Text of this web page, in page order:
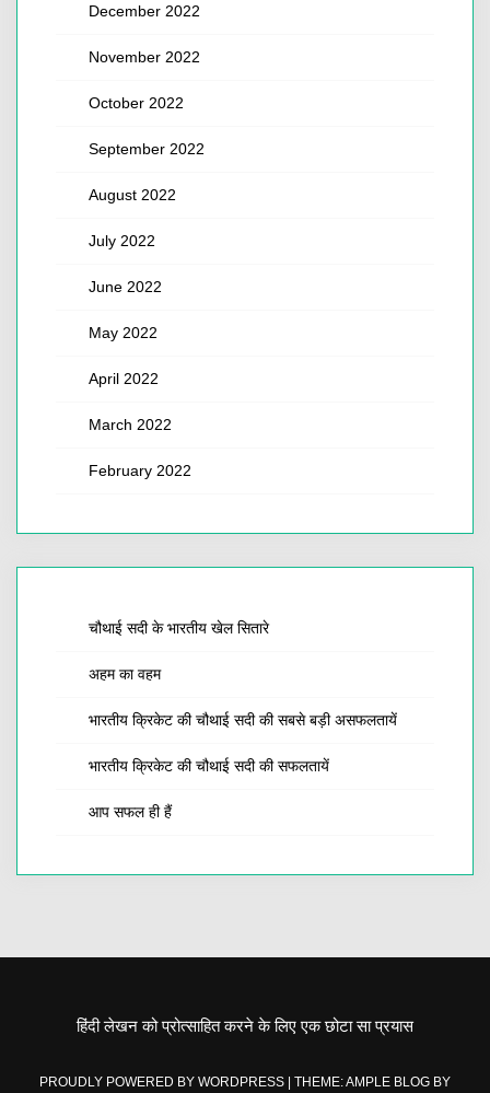
December 2022
November 2022
October 2022
September 2022
August 2022
July 2022
June 2022
May 2022
April 2022
March 2022
February 2022
चौथाई सदी के भारतीय खेल सितारे
अहम का वहम
भारतीय क्रिकेट की चौथाई सदी की सबसे बड़ी असफलतायें
भारतीय क्रिकेट की चौथाई सदी की सफलतायें
आप सफल ही हैं
हिंदी लेखन को प्रोत्साहित करने के लिए एक छोटा सा प्रयास
PROUDLY POWERED BY WORDPRESS THEME: AMPLE BLOG BY